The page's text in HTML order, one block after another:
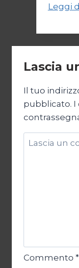
Leggi
Lascia
Il tuo
pubblicato. I
Commento *